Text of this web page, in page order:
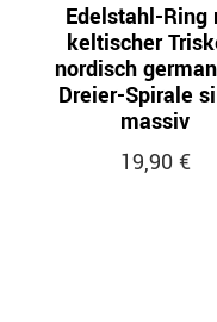
Edelstahl-Ring
keltischer
nordisch
Dreier-Spirale
massiv
19,90 €